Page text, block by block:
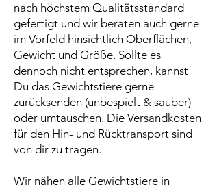
nach höchstem Qualitätsstandard
gefertigt und wir beraten auch gerne
im Vorfeld hinsichtlich Oberflächen,
Gewicht und Größe. Sollte es
dennoch nicht entsprechen, kannst
Du das Gewichtstiere gerne
zurücksenden (unbespielt & sauber)
oder umtauschen. Die Versandkosten
für den Hin- und Rücktransport sind
von dir zu tragen.
Wir nähen alle Gewichtstiere in